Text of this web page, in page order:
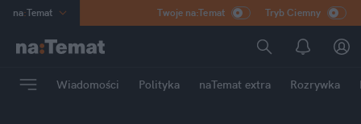
na:Temat
Poland
mama
Twoje na:Temat Tryb Ciemny
Wiadomości Polityka naTemat extra Rozrywka